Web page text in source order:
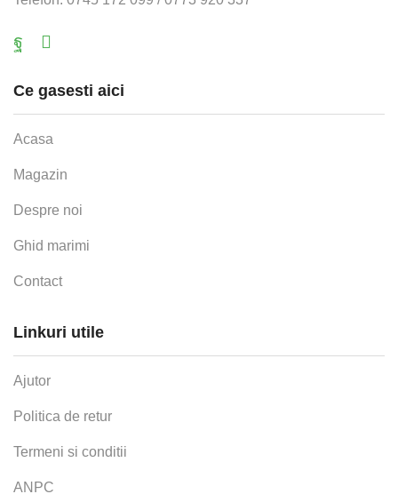
Facebook
Ce gasesti aici
Acasa
Magazin
Despre noi
Ghid marimi
Contact
Linkuri utile
Ajutor
Politica de retur
Termeni si conditii
ANPC